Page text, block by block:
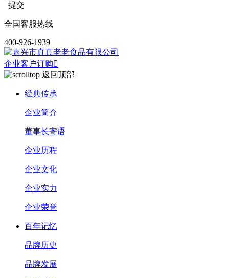
提交
全国客服热线
400-926-1939
企业客户订购
返回顶部
经典传承
企业简介
董事长寄语
企业历程
企业文化
企业实力
企业荣誉
百年记忆
品牌历史
品牌发展